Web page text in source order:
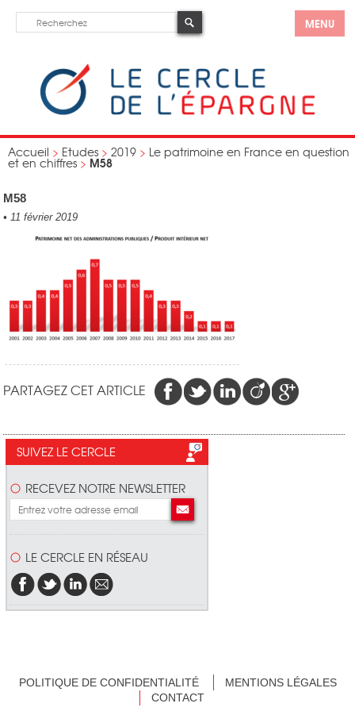
MENU
Accueil > Etudes > 2019 > Le patrimoine en France en question
et en chiffres > M58
M58
• 11 février 2019
PARTAGEZ CET ARTICLE
SUIVEZ LE CERCLE
RECEVEZ NOTRE NEWSLETTER
LE CERCLE EN RÉSEAU
POLITIQUE DE CONFIDENTIALITÉ
MENTIONS LÉGALES
CONTACT